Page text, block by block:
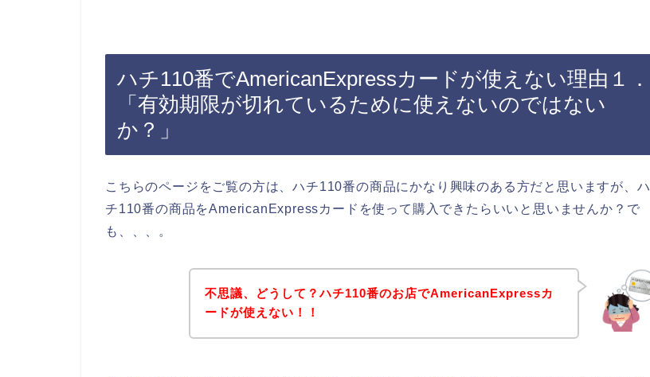
ハチ110番でAmericanExpressカードが使えない理由１．
「有効期限が切れているために使えないのではない
か？」
こちらのページをご覧の方は、ハチ110番の商品にかなり興味のある方だと思いますが、ハ
チ110番の商品をAmericanExpressカードを使って購入できたらいいと思いませんか？で
も、、、。
不思議、どうして？ハチ110番のお店でAmericanExpressカ
ードが使えない！！